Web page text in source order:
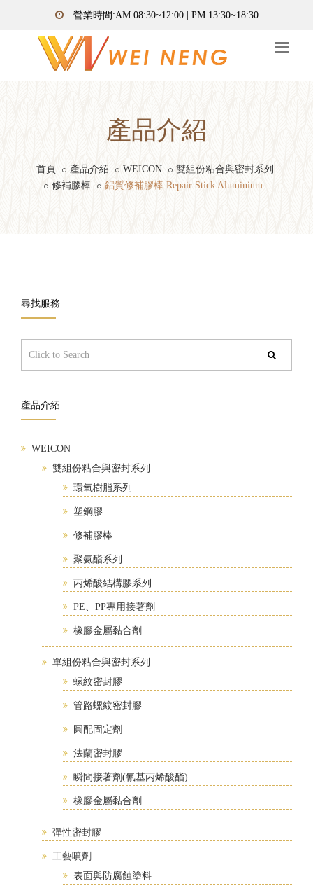
營業時間:AM 08:30~12:00 | PM 13:30~18:30
產品介紹
首頁 產品介紹 WEICON
雙組份粘合與密封系列
修補膠棒
鋁質修補膠棒 Repair Stick Aluminium
尋找服務
產品介紹
WEICON
雙組份粘合與密封系列
環氧樹脂系列
塑鋼膠
修補膠棒
聚氨酯系列
丙烯酸結構膠系列
PE、PP專用接著劑
橡膠金屬黏合劑
單組份粘合與密封系列
螺紋密封膠
管路螺紋密封膠
圓配固定劑
法蘭密封膠
瞬間接著劑(氰基丙烯酸酯)
橡膠金屬黏合劑
彈性密封膠
工藝噴劑
表面與防腐蝕塗料